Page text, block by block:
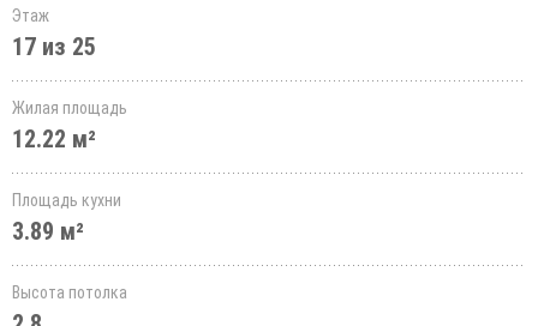
Этаж
17 из 25
Жилая площадь
12.22 м²
Площадь кухни
3.89 м²
Высота потолка